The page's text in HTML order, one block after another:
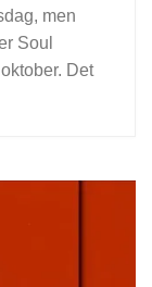
men
Soul
Det